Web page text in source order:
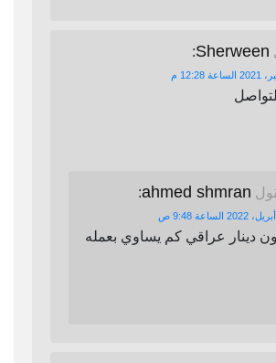
Sherween
:
ahmed shmran
:
دينار عراقي كم يساوي بعمله